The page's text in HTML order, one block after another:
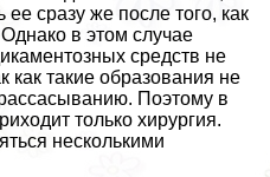
сразу же после того, как
в этом случае
средств не
как такие образования не
Поэтому в
только хирургия.
несколькими